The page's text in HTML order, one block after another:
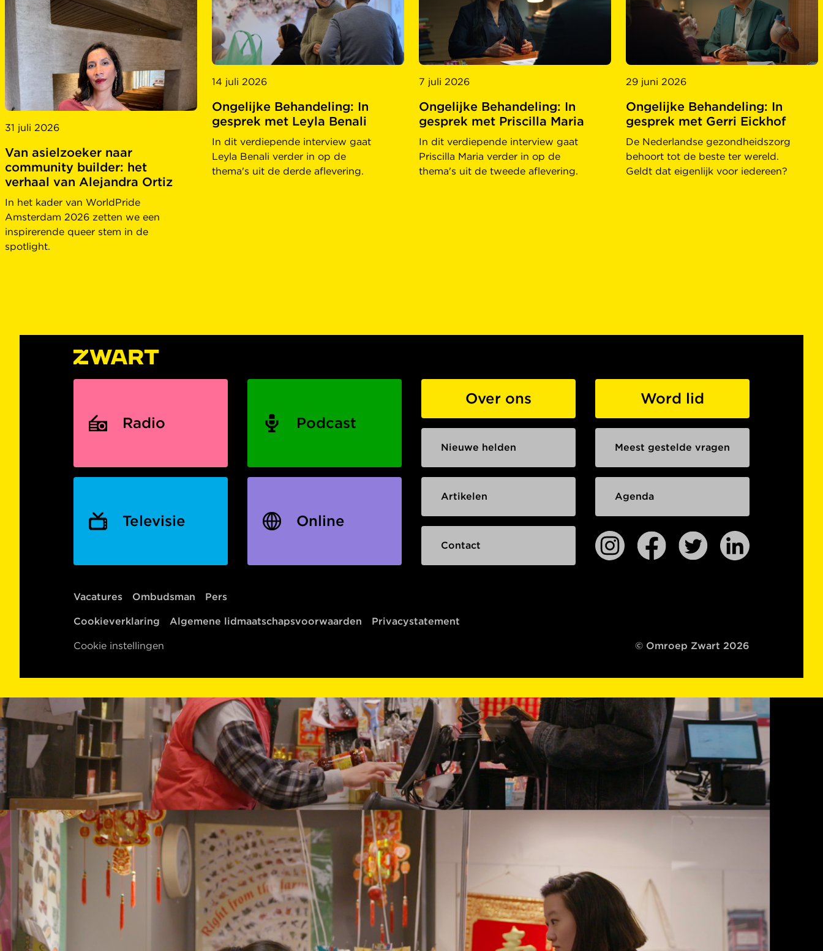
31 juli 2026
Van asielzoeker naar
community builder: het
verhaal van Alejandra Ortiz
In het kader van WorldPride
Amsterdam 2026 zetten we een
inspirerende queer stem in de
spotlight.
14 juli 2026
Ongelijke Behandeling: In
gesprek met Leyla Benali
In dit verdiepende interview gaat
Leyla Benali verder in op de
thema's uit de derde aflevering.
7 juli 2026
Ongelijke Behandeling: In
gesprek met Priscilla Maria
In dit verdiepende interview gaat
Priscilla Maria verder in op de
thema's uit de tweede aflevering.
29 juni 2026
Ongelijke Behandeling: In
gesprek met Gerri Eickhof
De Nederlandse gezondheidszorg
behoort tot de beste ter wereld.
Geldt dat eigenlijk voor iedereen?
Radio Podcast
Televisie Online
Over ons Word lid
Nieuwe helden Meest gestelde vragen
Artikelen Agenda
Contact
Vacatures Ombudsman Pers
Cookieverklaring Algemene lidmaatschapsvoorwaarden Privacystatement
Cookie instellingen © Omroep Zwart 2026